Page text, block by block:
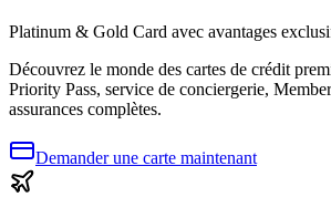
Platinum & Gold Card avec avantages
Découvrez le monde des cartes de crédit
Priority Pass, service de conciergerie,
assurances complètes.
Demander une carte maintenant